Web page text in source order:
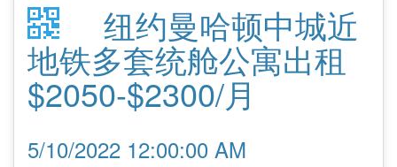
纽约曼哈顿中城近
地铁多套统舱公寓出租
$2050-$2300/月
5/10/2022 12:00:00 AM